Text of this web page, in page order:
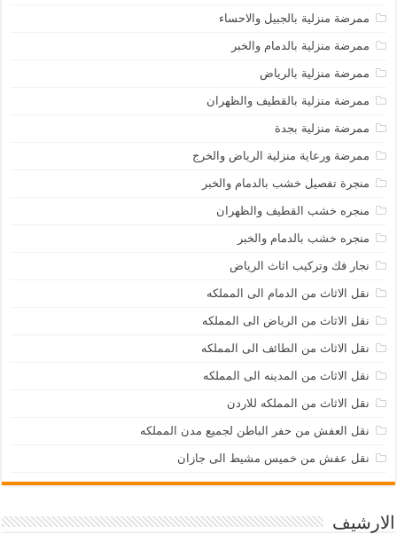
ممرضة منزلية بالجبيل والاحساء
ممرضة منزلية بالدمام والخبر
ممرضة منزلية بالرياض
ممرضة منزلية بالقطيف والظهران
ممرضة منزلية بجدة
ممرضة ورعاية منزلية الرياض والخرج
منجرة تفصيل خشب بالدمام والخبر
منجره خشب القطيف والظهران
منجره خشب بالدمام والخبر
نجار فك وتركيب اثاث الرياض
نقل الاثاث من الدمام الى المملكه
نقل الاثاث من الرياض الى المملكه
نقل الاثاث من الطائف الى المملكه
نقل الاثاث من المدينه الى المملكه
نقل الاثاث من المملكه للاردن
نقل العفش من حفر الباطن لجميع مدن المملكه
نقل عفش من خميس مشيط الى جازان
الارشيف